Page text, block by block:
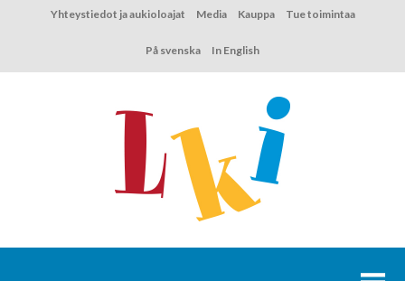
Yhteystiedot ja aukioloajat Media Kauppa Tue toimintaa
På svenska In English